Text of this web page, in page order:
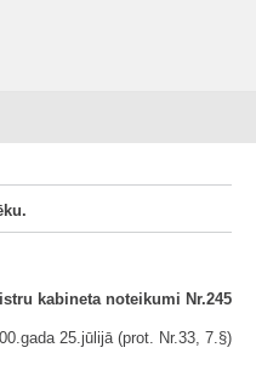
kabineta noteikumi Nr.245
25.jūlijā (prot. Nr.33, 7.§)